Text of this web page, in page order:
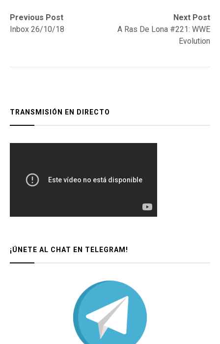
Navegación
de
Previous Post
Previous
post:Inbox 26/10/18
Next Post
Next
post:
A Ras De Lona #221: WWE
Evolution
TRANSMISIÓN EN DIRECTO
¡ÚNETE AL CHAT EN TELEGRAM!